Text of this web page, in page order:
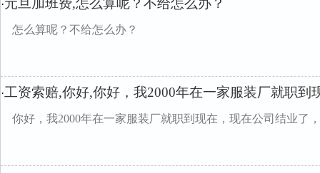
·元旦加班费,怎么算呢？不给怎么办？
怎么算呢？不给怎么办？
·工资索赔,你好,你好，我2000年在一家服装厂就职到
你好，我2000年在一家服装厂就职到现在，现在公司结业了